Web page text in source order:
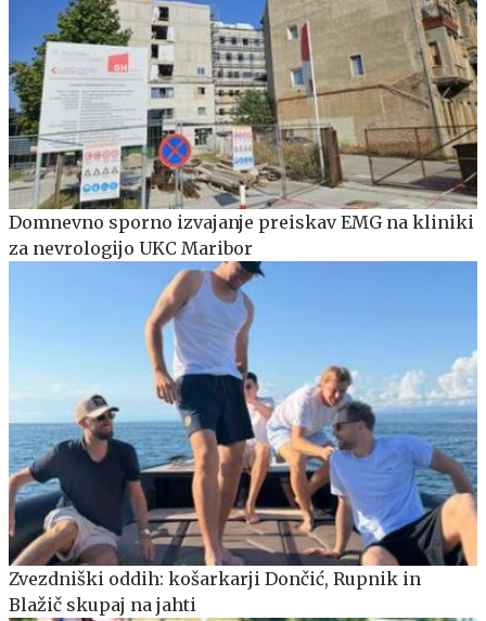
Domnevno sporno izvajanje preiskav EMG na kliniki
za nevrologijo UKC Maribor
Zvezdniški oddih: košarkarji Dončić, Rupnik in
Blažič skupaj na jahti